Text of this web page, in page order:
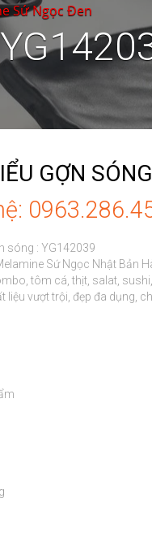
Sứ Ngọc Đen
GỢN
sóng : YG142039
Sứ Ngọc Nhật Bản
tôm cá, thịt, salat,
liệu vượt trội, đẹp đa dụng,